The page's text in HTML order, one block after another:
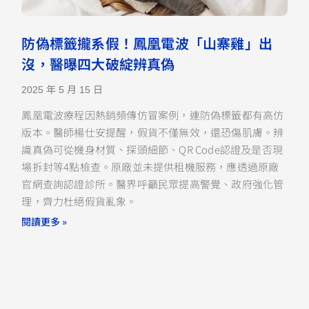
防偽標籤攏系假！鳳凰電波「山寨雞」出
沒，醫曝四大破綻辨真偽
2025 年 5 月 15 日
鳳凰電波療程因熱銷頻傳仿冒案例，連防偽標籤都有高仿
版本。醫師楊仕安提醒，假貨不僅無效，還恐傷肌膚。辨
識真偽可從機身材質、探頭細節、QR Code認證及是否現
場拆封等4點檢查。原廠並未提供租機服務，應透過原廠
官網查詢認證診所。醫界呼籲民眾提高警覺、政府強化管
理，齊力杜絕假貨亂象。
閱讀更多 »